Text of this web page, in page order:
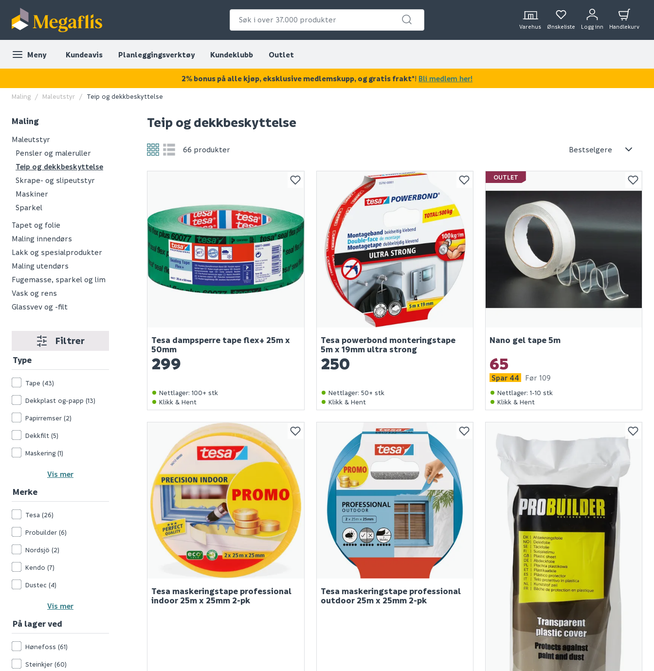
Varehus Ønskeliste Logg inn Handlekurv
Meny Kundeavis Planleggingsverktøy Kundeklubb Outlet
Maling Maleutstyr Teip og dekkbeskyttelse
Maling
Maleutstyr
Pensler og maleruller
Teip og dekkbeskyttelse
Skrape- og slipeutstyr
Maskiner
Sparkel
Tapet og folie
Maling innendørs
Lakk og spesialprodukter
Maling utendørs
Fugemasse, sparkel og lim
Vask og rens
Glassvev og -filt
Filtrer
Type
Tape (43)
Dekkplast og-papp (13)
Papirremser (2)
Dekkfilt (5)
Maskering (1)
Vis mer
Merke
Tesa (26)
Probuilder (6)
Nordsjö (2)
Kendo (7)
Dustec (4)
Vis mer
På lager ved
Hønefoss (61)
Steinkjer (60)
Teip og dekkbeskyttelse
66 produkter
Tesa dampsperre tape flex+ 25m x
50mm
299
Nettlager:100+ stk
Klikk & Hent
Tesa powerbond monteringstape
5m x 19mm ultra strong
250
Nettlager: 50+ stk
Klikk & Hent
OUTLET
Nano gel tape 5m
65
Spar 44 Før 109
Nettlager: 1-10 stk
Klikk & Hent
Tesa maskeringstape professional
indoor 25m x 25mm 2-pk
Tesa maskeringstape professional
outdoor 25m x 25mm 2-pk
2% bonus på alle kjøp, eksklusive medlemskupp, og gratis frakt*! Bli medlem her!